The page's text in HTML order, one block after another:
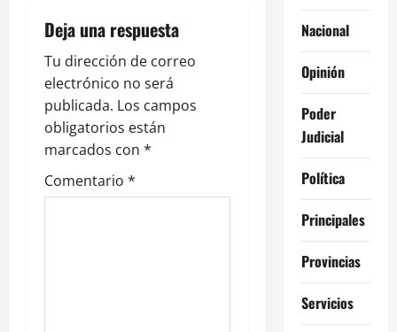
d
e
e
n
t
Deja una respuesta
Tu dirección de correo
electrónico no será
publicada. Los campos
obligatorios están
marcados con *
Comentario *
Nacional
Opinión
Poder
Judicial
Política
Principales
Provincias
Servicios